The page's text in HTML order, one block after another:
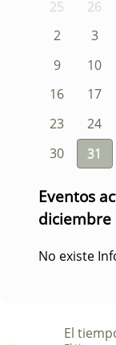
25 26
2
3
9
10
16
17
23
24
30
31
Eventos
diciembre
No existe
El